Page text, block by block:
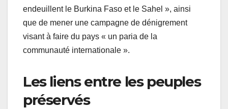
endeuillent le Burkina Faso et le Sahel », ainsi
que de mener une campagne de dénigrement
visant à faire du pays « un paria de la
communauté internationale ».
Les liens entre les peuples
préservés